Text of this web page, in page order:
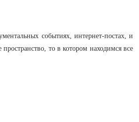
событиях, интернет-постах, и
то в котором находимся все